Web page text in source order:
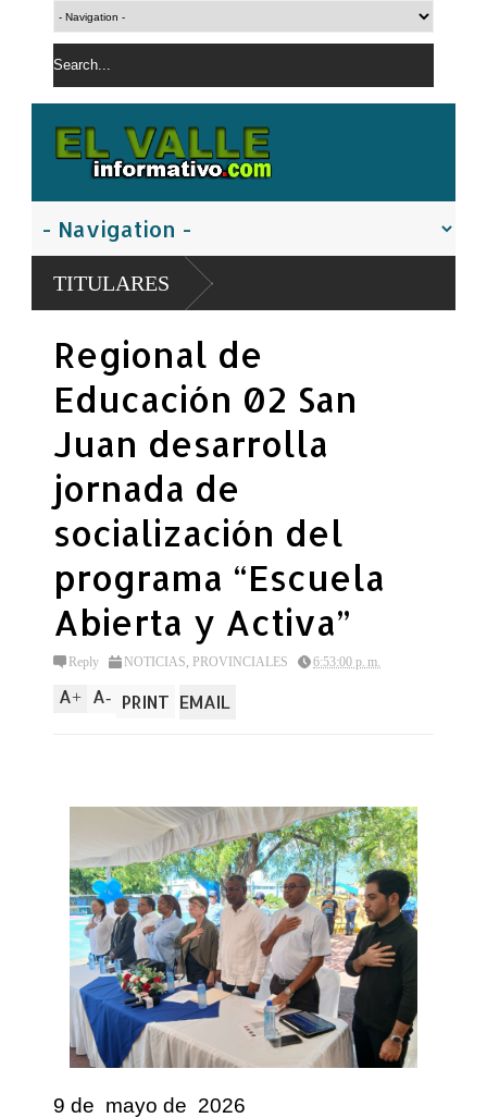
TITULARES
Regional de
Educación 02 San
Juan desarrolla
jornada de
socialización del
programa “Escuela
Abierta y Activa”
Reply NOTICIAS, PROVINCIALES 6:53:00 p. m.
A+ A- PRINT EMAIL
9 de mayo de 2026